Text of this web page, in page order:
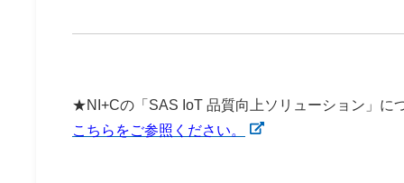
★NI+Cの「SAS IoT 品質向上ソリューション」 に
こちらをご参照ください。